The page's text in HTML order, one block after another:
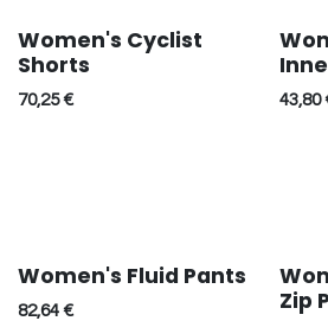
Réduction
Women's Cyclist
Shorts
70,25€ 43,80
Women's Fluid Pants
82,64 €
Zip